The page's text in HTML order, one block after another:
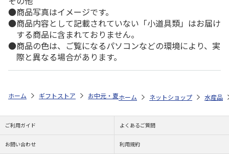
商品写真はイメージです。
商品内容として記載されていない「小道具類」はお届け
する商品に含まれておりません。
商品の色は、ご覧になるパソコンなどの環境により、実
際と異なる場合があります。
ホーム ギフトストア お中元・夏ギフト特集 2026 ゆうゆうギフト
ホーム ネットショップ 水産品
ご利用ガイド よくあるご質問
お問い合わせ 利用規約